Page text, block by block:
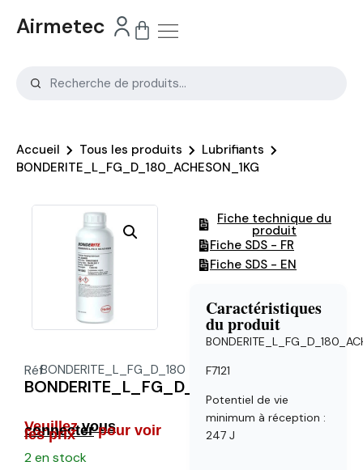
Airmetec
Accueil Tous les produits
Lubrifiants
BONDERITE_L_FG_D_180_ACHESON_1KG
RéfBONDERITE_L_FG_D_180
BONDERITE_L_FG_D_180_ACHESON_1KG
Veuillezvous
connecterpour voir
les prix
2 en stock
Fiche technique du
produit
Fiche SDS - FR
Fiche SDS - EN
Caractéristiques
du produit
F7121
Potentiel de vie
minimum à réception :
247 J